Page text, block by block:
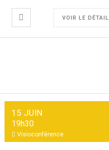
VOIR LE DÉTAIL
15 JUIN
19h30
Visioconférence